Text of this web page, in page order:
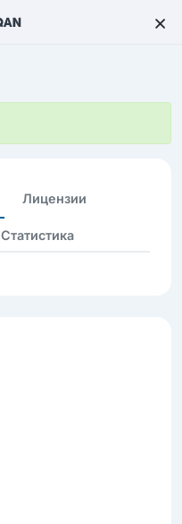
Лицензии
Статистика